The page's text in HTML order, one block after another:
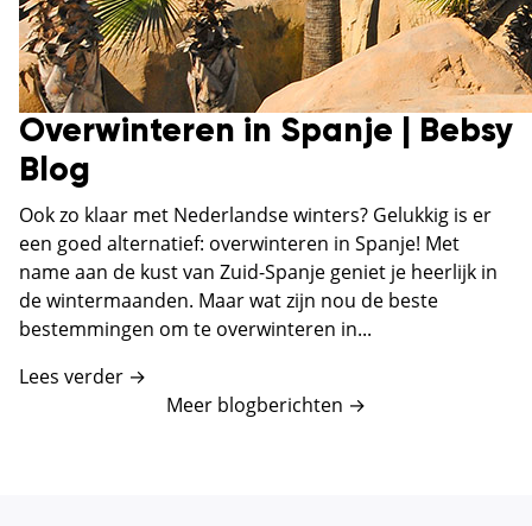
Overwinteren in Spanje | Bebsy
Blog
Ook zo klaar met Nederlandse winters? Gelukkig is er
een goed alternatief: overwinteren in Spanje! Met
name aan de kust van Zuid-Spanje geniet je heerlijk in
de wintermaanden. Maar wat zijn nou de beste
bestemmingen om te overwinteren in...
Lees verder →
Meer blogberichten →